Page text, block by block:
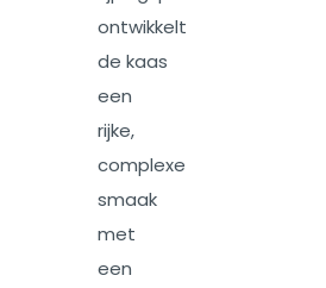
ontwikkelt
de kaas
een
rijke,
complexe
smaak
met
een